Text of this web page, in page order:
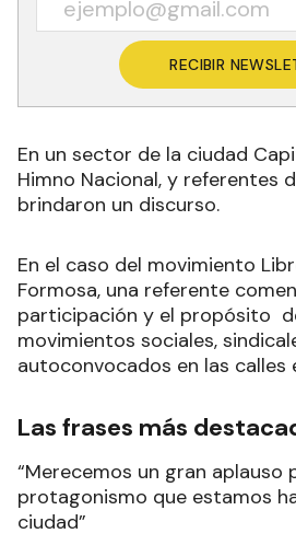
RECIBIR
En un sector de la ciudad
Himno Nacional, y referentes
brindaron un discurso.
En el caso del movimiento
Formosa, una referente
participación y el propósito
movimientos sociales,
autoconvocados en las calles
Las frases más
“Merecemos un gran aplauso
protagonismo que estamos
ciudad”